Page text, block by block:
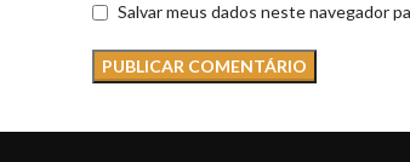
Salvar meus dados neste navegador